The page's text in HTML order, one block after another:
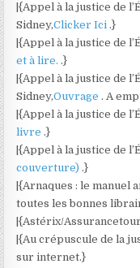
|{Appel à la justice de
Sidney,Clicker Ici.}
|{Appel à la justice de
et à lire..}
|{Appel à la justice de
Sidney,Ouvrage. A
|{Appel à la justice de
livre.}
|{Appel à la justice de
couverture).}
|{Arnaques : le manuel
toutes les bonnes
|{Astérix/
|{Au crépuscule de la
sur internet.}